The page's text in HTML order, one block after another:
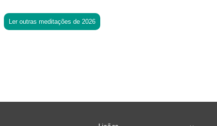
Ler outras meditações de 2026